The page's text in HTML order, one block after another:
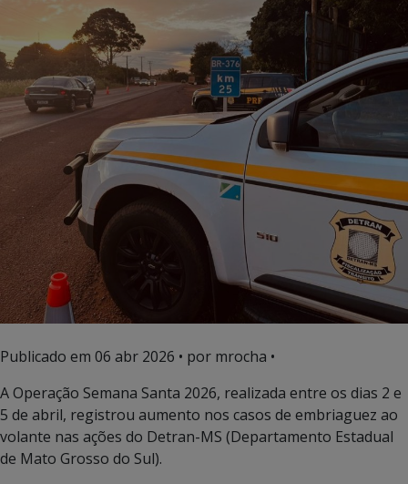
Publicado em 06 abr 2026 • por mrocha •
A Operação Semana Santa 2026, realizada entre os dias 2 e
5 de abril, registrou aumento nos casos de embriaguez ao
volante nas ações do Detran-MS (Departamento Estadual
de Mato Grosso do Sul).